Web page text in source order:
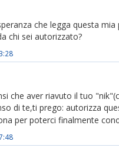
che legga questa
chi sei autorizzato?
che aver riavuto il tuo
di te,ti prego: autorizza
per poterci finalmente